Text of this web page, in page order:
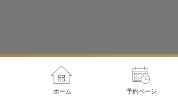
ホーム 予約ページ